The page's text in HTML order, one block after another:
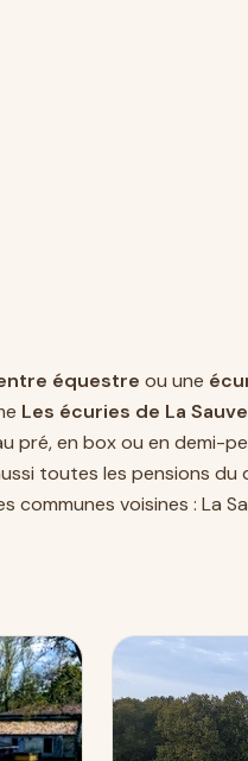
équestre ou une
Les écuries de La Sauve
pré, en box ou en demi-
toutes les pensions du
communes voisines : La